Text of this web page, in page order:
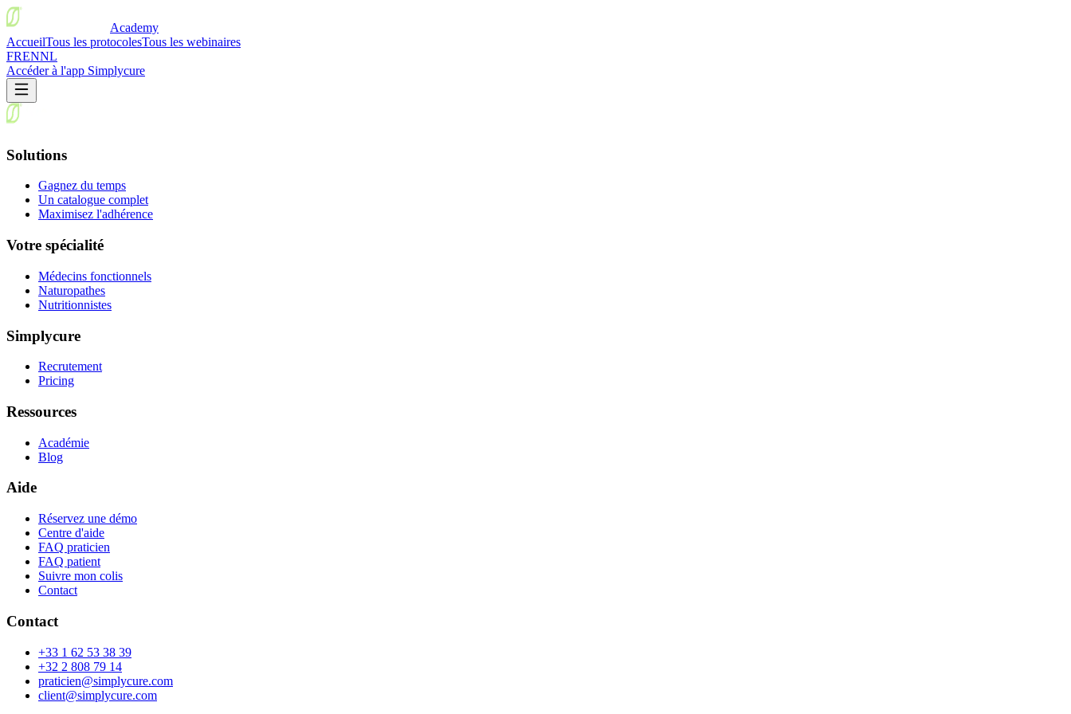
Academy
AccueilTous les protocolesTous les webinaires
FRENNL
Accéder à l'app Simplycure
Solutions
Gagnez du temps
Un catalogue complet
Maximisez l'adhérence
Votre spécialité
Médecins fonctionnels
Naturopathes
Nutritionnistes
Simplycure
Recrutement
Pricing
Ressources
Académie
Blog
Aide
Réservez une démo
Centre d'aide
FAQ praticien
FAQ patient
Suivre mon colis
Contact
Contact
+33 1 62 53 38 39
+32 2 808 79 14
praticien@simplycure.com
client@simplycure.com